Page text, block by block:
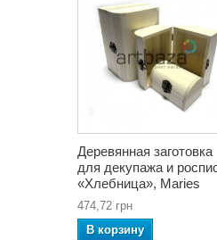
Деревянная заготовка
для декупажа и
«Хлебница», Maries
474,72 грн
В корзину